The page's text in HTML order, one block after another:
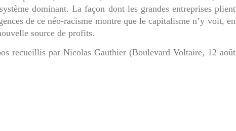
dominant. La façon dont les grandes entreprises plient
de ce néo-racisme montre que le capitalisme n’y voit, en
source de profits.
recueillis par Nicolas Gauthier (Boulevard Voltaire, 12 août